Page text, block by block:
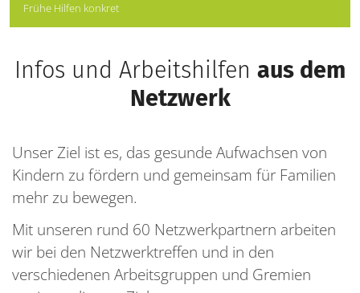
Frühe Hilfen konkret
Infos und Arbeitshilfen aus dem
Netzwerk
Unser Ziel ist es, das gesunde Aufwachsen von
Kindern zu fördern und gemeinsam für Familien
mehr zu bewegen.
Mit unseren rund 60 Netzwerkpartnern arbeiten
wir bei den Netzwerktreffen und in den
verschiedenen Arbeitsgruppen und Gremien